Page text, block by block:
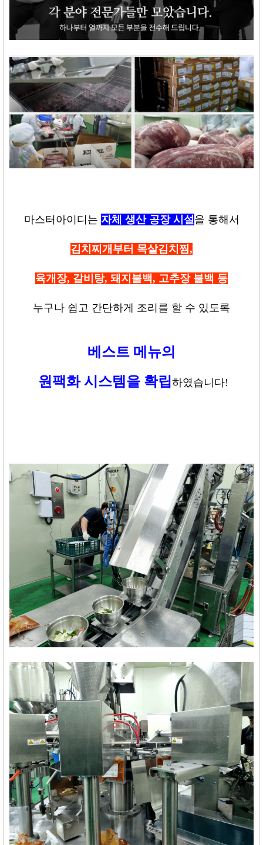
마스터아이디는 자체 생산 공장 시설을 통해서
김치찌개부터 목살김치찜,
육개장, 갈비탕, 돼지불백, 고추장 불백 등
누구나 쉽고 간단하게 조리를 할 수 있도록
베스트 메뉴의
원팩화 시스템을 확립하였습니다!